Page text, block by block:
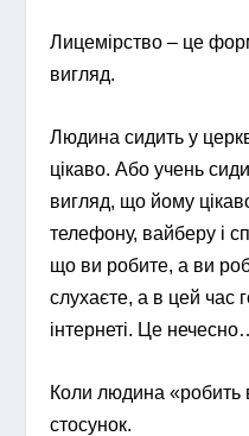
Лицемірство – це
вигляд.
Людина сидить у
цікаво. Або учень
вигляд, що йому
телефону, вайберу і
що ви робите, а ви
слухаєте, а в цей час
інтернеті. Це
Коли людина «робить
стосунок.